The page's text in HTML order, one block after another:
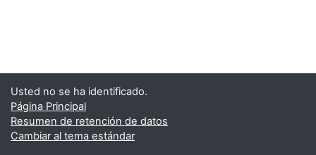
Usted no se ha identificado.
Página Principal
Resumen de retención de datos
Cambiar al tema estándar